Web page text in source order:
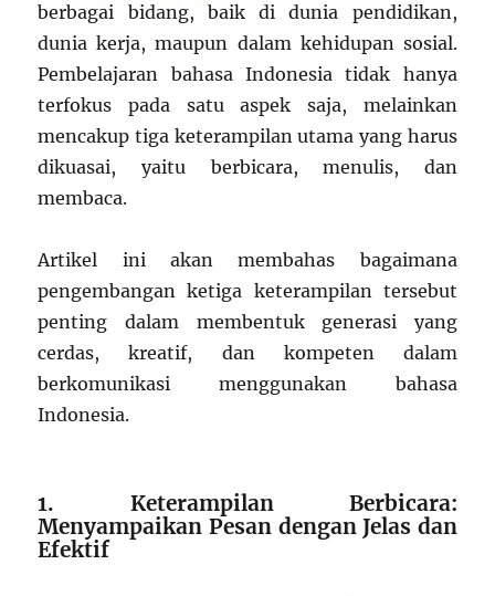
berbagai bidang, baik di dunia pendidikan,
dunia kerja, maupun dalam kehidupan sosial.
Pembelajaran bahasa Indonesia tidak hanya
terfokus pada satu aspek saja, melainkan
mencakup tiga keterampilan utama yang harus
dikuasai, yaitu berbicara, menulis, dan
membaca.
Artikel ini akan membahas bagaimana
pengembangan ketiga keterampilan tersebut
penting dalam membentuk generasi yang
cerdas, kreatif, dan kompeten dalam
berkomunikasi menggunakan bahasa
Indonesia.
1. Keterampilan Berbicara:
Menyampaikan Pesan dengan Jelas dan
Efektif